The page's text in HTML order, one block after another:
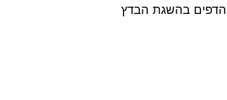
הדפים בהשגת הבדץ